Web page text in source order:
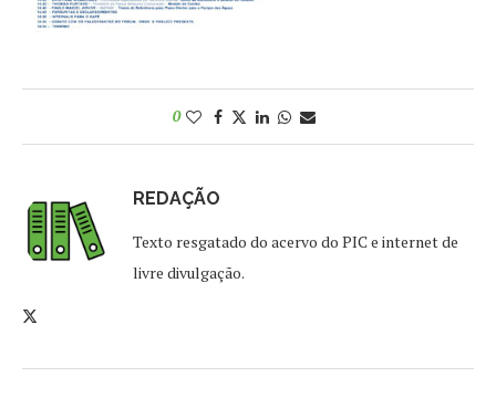
0
REDAÇÃO
Texto resgatado do acervo do PIC e internet de
livre divulgação.